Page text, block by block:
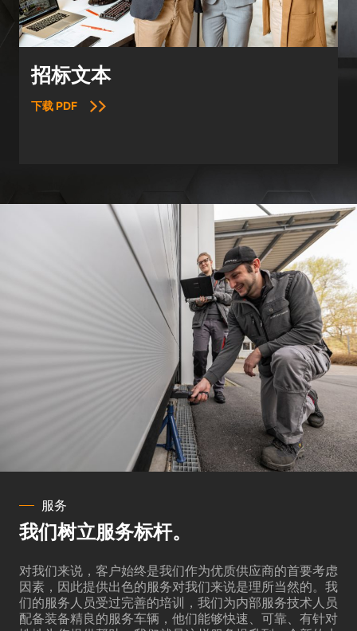
招标文本
下载 PDF
服务
我们树立服务标杆。
对我们来说，客户始终是我们作为优质供应商的首要考虑
因素，因此提供出色的服务对我们来说是理所当然的。我
们的服务人员受过完善的培训，我们为内部服务技术人员
配备装备精良的服务车辆，他们能够快速、可靠、有针对